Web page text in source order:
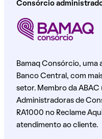
Consórcio
Bamaq Consórcio, uma
Banco Central, com
setor. Membro da ABAC
Administradoras de
RA1000 no Reclame
atendimento ao cliente.